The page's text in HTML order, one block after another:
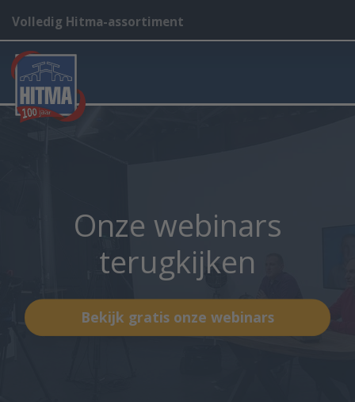
Volledig Hitma-assortiment
Onze webinars
terugkijken
Bekijk gratis onze webinars